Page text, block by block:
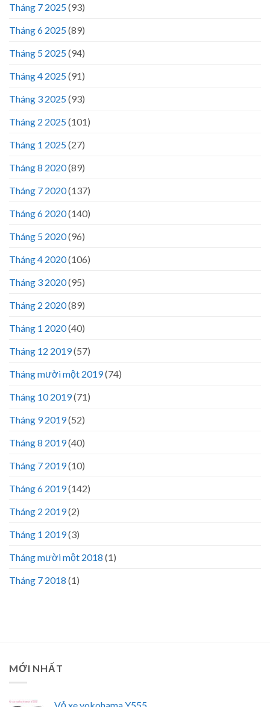
Tháng 7 2025(93)
Tháng 6 2025(89)
Tháng 5 2025(94)
Tháng 4 2025(91)
Tháng 3 2025(93)
Tháng 2 2025(101)
Tháng 1 2025(27)
Tháng 8 2020(89)
Tháng 7 2020(137)
Tháng 6 2020(140)
Tháng 5 2020(96)
Tháng 4 2020(106)
Tháng 3 2020(95)
Tháng 2 2020(89)
Tháng 1 2020(40)
Tháng 12 2019(57)
Tháng mười một 2019(74)
Tháng 10 2019(71)
Tháng 9 2019(52)
Tháng 8 2019(40)
Tháng 7 2019(10)
Tháng 6 2019(142)
Tháng 2 2019(2)
Tháng 1 2019(3)
Tháng mười một 2018 (1)
Tháng 7 2018 (1)
MỚI NHẤT